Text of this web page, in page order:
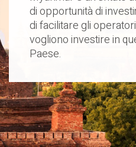
di opportunità di
di facilitare gli
vogliono investire in
Paese.